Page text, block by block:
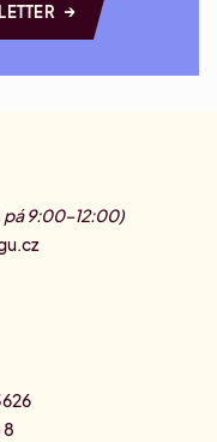
→
9:00–12:00)
8